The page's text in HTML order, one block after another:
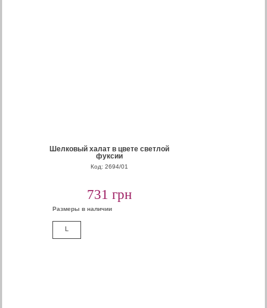
Шелковый халат в цвете светлой
фуксии
Код: 2694/01
731 грн
Размеры в наличии
L